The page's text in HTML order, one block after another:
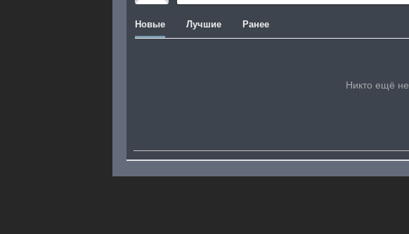
Новые Лучшие Ранее
Никто ещё